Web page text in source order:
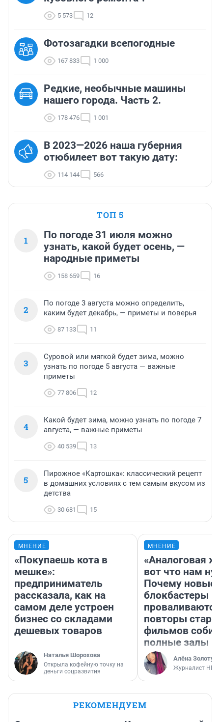
5 573 12
Фотозагадки всепогодные
167 833 1 000
Редкие, необычные машины
нашего города. Часть 2.
178 476 1 001
В 2023—2026 наша губерния
отюбилеет вот такую дату:
114 144 566
ТОП 5
1
По погоде 31 июля можно
узнать, какой будет осень, —
народные приметы
158 659 16
2
По погоде 3 августа можно определить,
каким будет декабрь, — приметы и поверья
87 133 11
3
Суровой или мягкой будет зима, можно
узнать по погоде 5 августа — важные
приметы
77 806 12
4
Какой будет зима, можно узнать по погоде 7
августа, — важные приметы
40 539 13
5
Пирожное «Картошка»: классический рецепт
в домашних условиях с тем самым вкусом из
детства
30 681 15
МНЕНИЕ
«Покупаешь кота в
мешке»:
предприниматель
рассказала, как на
самом деле устроен
бизнес со складами
дешевых товаров
Наталья Шорохова
Открыла кофейную точку на
деньги соцразвития
МНЕНИЕ
«Аналоговая
вот что нам
Почему новые
блокбастеры
повторы
фильмов
полные залы
Алёна
Журналист НГС
РЕКОМЕНДУЕМ